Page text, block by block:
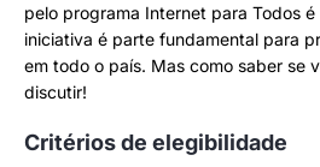
pelo programa Internet para Todos é
iniciativa é parte fundamental para
em todo o país. Mas como saber se
discutir!
Critérios de elegibilidade